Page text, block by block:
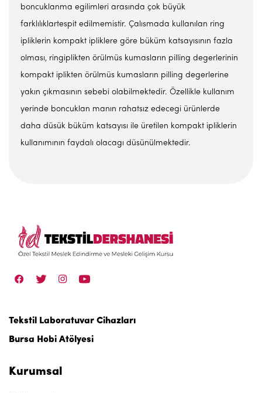
boncuklanma egilimleri arasında çok büyük
farklılıklartespit edilmemistir. Çalısmada kullanılan ring
ipliklerin kompakt ipliklere göre büküm katsayısının fazla
olması, ringiplikten örülmüs kumasların pilling degerlerinin
kompakt iplikten örülmüs kumasların pilling degerlerine
yakın çıkmasının sebebi olabilmektedir. Özellikle kullanım
yerinde boncuklan manın rahatsız edecegi ürünlerde
daha düsük büküm katsayısı ile üretilen kompakt ipliklerin
kullanımının faydalı olacagı düsünülmektedir.
Tekstil Laboratuvar Cihazları
Bursa Hobi Atölyesi
Kurumsal